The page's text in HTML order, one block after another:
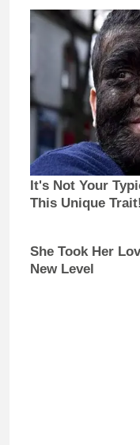
It's Not Your
This Unique Trait!
She Took Her
New Level